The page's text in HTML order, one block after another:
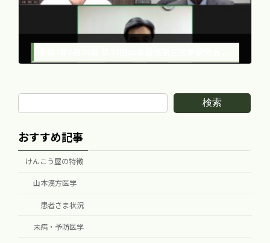
検索
おすすめ記事
けんこう屋の特徴
山本漢方医学
患者さま状況
未病・予防医学